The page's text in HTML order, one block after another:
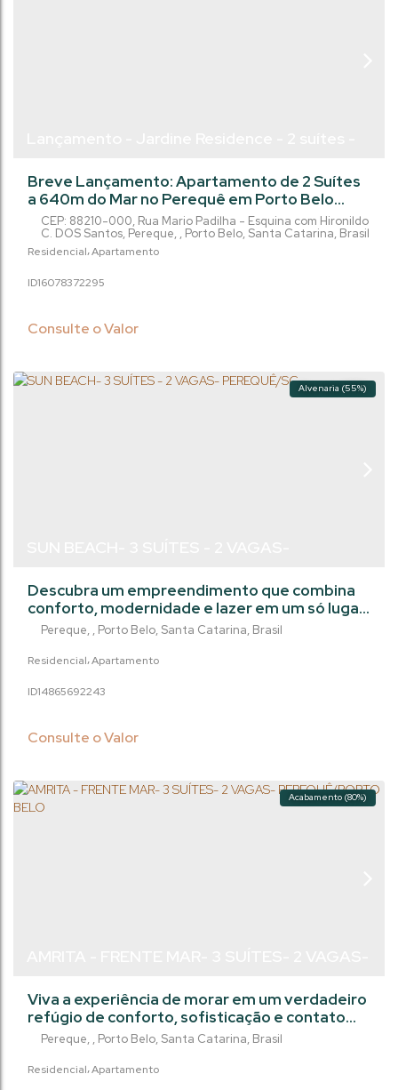
Residencial Apartamento
Consulte o Valor
2295
1607837
CEP: 88210-000, Rua Mario Padilha - Esquina com Hironildo
C. DOS Santos, Pereque , Porto Belo, Santa Catarina, Brasil
Breve Lançamento: Apartamento de 2 Suítes
a 640m do Mar no Perequê em Porto Belo
Oportunidade incrível de investimento no
litoral catarinense. Localizado no promissor
bairro Perequê, em Porto Belo/SC, e a apenas
destaca-se pelo projeto moderno e pela
apartamento possui 80 m² de área privativa,
Alvenaria (55%)
Residencial Apartamento
Consulte o Valor
2243
1486569
Pereque , Porto Belo, Santa Catarina, Brasil
Descubra um empreendimento que combina
conforto, modernidade e lazer em um só lugar.
Este imóvel foi projetado para oferecer uma
elegância, praticidade e qualidade de vida. São
integrado e sacada com churrasqueira, ideais
únicos. O acabamento em gesso, o piso...
Acabamento (80%)
Residencial Apartamento
Pereque , Porto Belo, Santa Catarina, Brasil
Viva a experiência de morar em um verdadeiro
refúgio de conforto, sofisticação e contato
com a natureza. Este empreendimento
design inteligente e uma vista deslumbrante